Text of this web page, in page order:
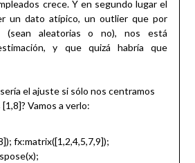
crece. Y en segundo lugar el
un dato atípico, un outlier que por
(sean aleatorias o no), nos está
y que quizá habría que
el ajuste si sólo nos centramos
Vamos a verlo:
fx:matrix([1,2,4,5,7,9]);